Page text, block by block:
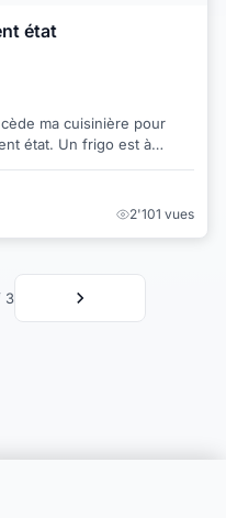
état
ma cuisinière pour
2'101 vues
3